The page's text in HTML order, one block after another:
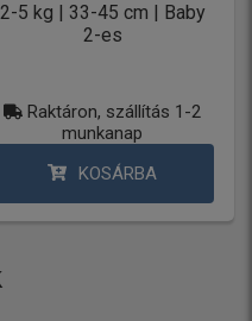
2-5 kg | 33-45 cm | Baby
2-es
Raktáron, szállítás 1-2
munkanap
KOSÁRBA